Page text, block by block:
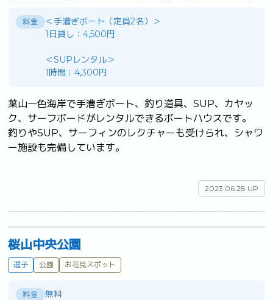
料金
＜手漕ぎボート（定員2名）＞
1日貸し：4,500円
＜SUPレンタル＞
1時間：4,300円
葉山一色海岸で手漕ぎボート、釣り道具、SUP、カヤッ
ク、サーフボードがレンタルできるボートハウスです。
釣りやSUP、サーフィンのレクチャーも受けられ、シャワ
ー施設も完備しています。
2023.06.28 UP
桜山中央公園
逗子 公園 お花見スポット
料金 無料